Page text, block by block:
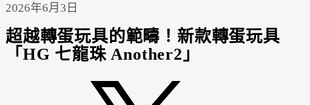
2026年6月3日
超越轉蛋玩具的範疇！新款轉蛋玩具
「HG 七龍珠 Another2」